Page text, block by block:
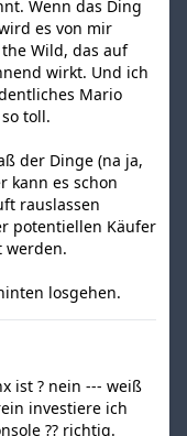
Wenn das Ding
es von mir
Wild, das auf
wirkt. Und ich
Mario
toll.
der Dinge (na ja,
kann es schon
rauslassen
potentiellen Käufer
werden.
losgehen.
ist ? nein --- weiß
investiere ich
?? richtig.